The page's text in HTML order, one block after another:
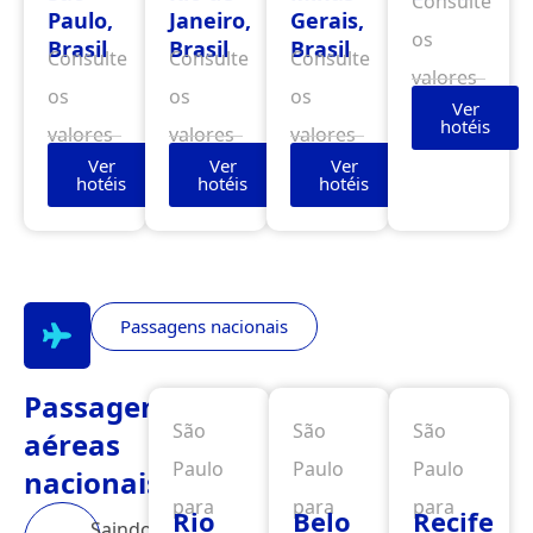
Paulo,
Brasil
Consulte
os
valores
Ver
hotéis
Janeiro,
Brasil
Consulte
os
valores
Ver
hotéis
Gerais,
Brasil
Consulte
os
valores
Ver
hotéis
os
valores
Ver
hotéis
Passagens nacionais
Passagens
aéreas
nacionais
São
Paulo
para
Rio
São
Paulo
para
Belo
São
Paulo
para
Recife